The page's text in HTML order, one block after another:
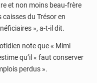
et non moins beau-frère
caisses du Trésor en
», a-t-il dit.
note que « Mimi
qu’il « faut conserver
perdus ».